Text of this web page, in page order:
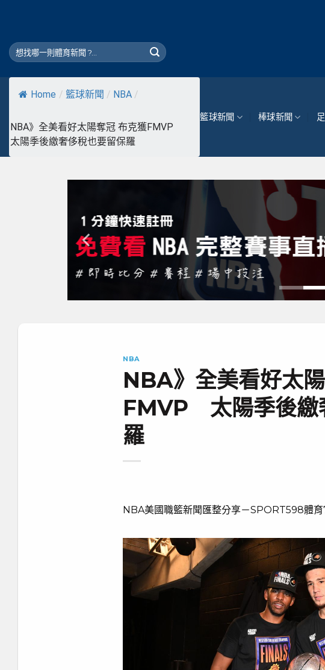
Home / 籃球新聞 / NBA /
NBA》全美看好太陽奪冠 布克獲FMVP
太陽季後繳奢侈稅也要留保羅
籃球新聞 棒球新聞
NBA
NBA》全美看好太
FMVP 太陽季後繳
羅
NBA美國職籃新聞匯整分享－SPORT598體育